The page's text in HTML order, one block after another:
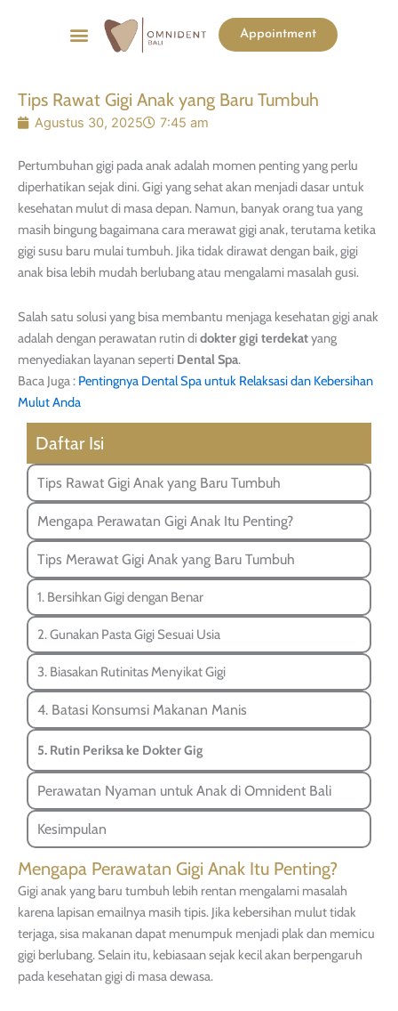
Menu Appointment
Tips Rawat Gigi Anak yang Baru Tumbuh
Agustus 30, 2025 7:45 am
Pertumbuhan gigi pada anak adalah momen penting yang perlu
diperhatikan sejak dini. Gigi yang sehat akan menjadi dasar untuk
kesehatan mulut di masa depan. Namun, banyak orang tua yang
masih bingung bagaimana cara merawat gigi anak, terutama ketika
gigi susu baru mulai tumbuh. Jika tidak dirawat dengan baik, gigi
anak bisa lebih mudah berlubang atau mengalami masalah gusi.
Salah satu solusi yang bisa membantu menjaga kesehatan gigi anak
adalah dengan perawatan rutin didokter gigi terdekatyang
menyediakan layanan seperti Dental Spa.
Baca Juga : Pentingnya Dental Spa untuk Relaksasi dan Kebersihan
Mulut Anda
Daftar Isi
Tips Rawat Gigi Anak yang Baru Tumbuh
Mengapa Perawatan Gigi Anak Itu Penting?
Tips Merawat Gigi Anak yang Baru Tumbuh
1. Bersihkan Gigi dengan Benar
2. Gunakan Pasta Gigi Sesuai Usia
3. Biasakan Rutinitas Menyikat Gigi
4. Batasi Konsumsi Makanan Manis
5. Rutin Periksa ke Dokter Gig
Perawatan Nyaman untuk Anak di Omnident Bali
Kesimpulan
Mengapa Perawatan Gigi Anak Itu Penting?
Gigi anak yang baru tumbuh lebih rentan mengalami masalah
karena lapisan emailnya masih tipis. Jika kebersihan mulut tidak
terjaga, sisa makanan dapat menumpuk menjadi plak dan memicu
gigi berlubang. Selain itu, kebiasaan sejak kecil akan berpengaruh
pada kesehatan gigi di masa dewasa.